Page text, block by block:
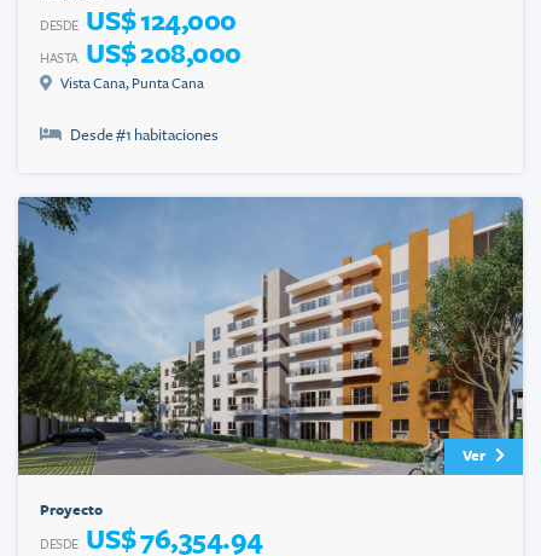
DESDE US$ 124,000
HASTA US$ 208,000
Vista Cana, Punta Cana
Desde #1 habitaciones
Ver
Proyecto
DESDE US$ 76,354.94